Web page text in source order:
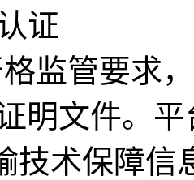
证
监管要求
明文件。
技术保障信